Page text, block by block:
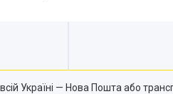
Україні — Нова Пошта або